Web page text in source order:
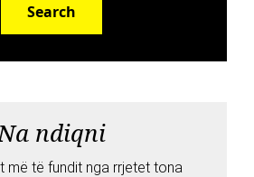
Search
ndiqni
më të fundit nga rrjetet tona